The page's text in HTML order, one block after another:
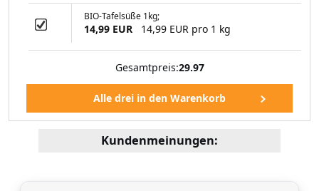
BIO-Tafelsüße 1kg;
14,99 EUR 14,99 EUR pro 1 kg
Gesamtpreis:29.97
Kundenmeinungen: